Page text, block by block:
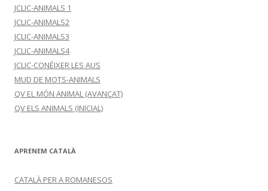
JCLIC-ANIMALS 1
JCLIC-ANIMALS2
JCLIC-ANIMALS3
JCLIC-ANIMALS4
JCLIC-CONÉIXER LES AUS
MUD DE MOTS-ANIMALS
QV EL MÓN ANIMAL (AVANÇAT)
QV ELS ANIMALS (INICIAL)
APRENEM CATALÀ
CATALÀ PER A ROMANESOS